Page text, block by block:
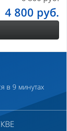
4 800 руб.
в 9 минутах